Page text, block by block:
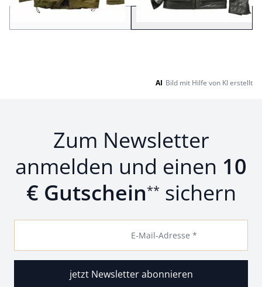
AI Bild mit Hilfe von KI erstellt
Zum Newsletter
anmelden und einen 10
€ Gutschein** sichern
E-Mail-Adresse *
jetzt Newsletter abonnieren